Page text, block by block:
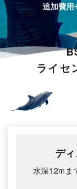
追加費用
ライセ
デ
水深12mま